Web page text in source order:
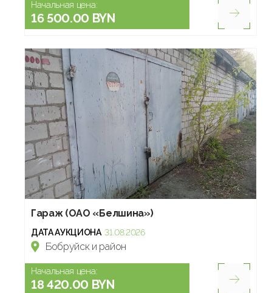
Начальная цена:
16 500.00 BYN
Гараж (ОАО «Белшина»)
ДАТА АУКЦИОНА 31.08.2026
Бобруйск и район
Начальная цена:
18 420.00 BYN